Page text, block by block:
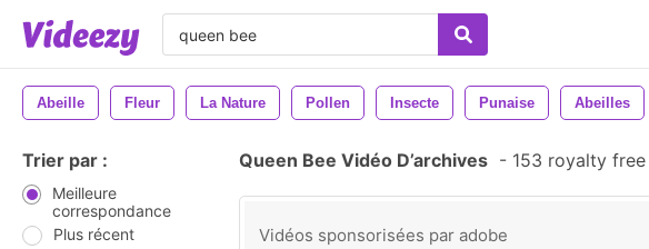
Abeille Fleur La Nature Pollen Insecte Punaise Abeilles
Trier par :
Meilleure
correspondance
Plus récent
Queen Bee Vidéo D’archives - 153 royalty
Vidéos sponsorisées par adobe